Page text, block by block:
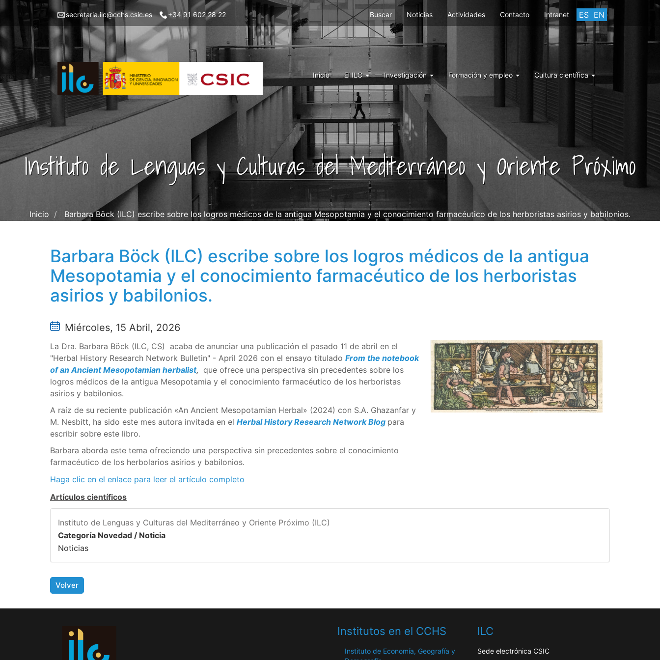
Pasar
contenido
principal
Menu
left
ILC
secretaria.ilc@cchs.csic.es +34 91 602 28 22 ES EN
Menu
top
right
ILC
Buscar Noticias Actividades Contacto Intranet
Inicio El ILC Investigación Formación y empleo Cultura científica
Instituto de Lenguas y Culturas del Mediterráneo y Oriente Próximo
Inicio Barbara Böck (ILC) escribe sobre los logros médicos de la antigua Mesopotamia y el conocimiento farmacéutico de los herboristas asirios y babilonios.
Barbara Böck (ILC) escribe sobre los logros médicos de la antigua
Mesopotamia y el conocimiento farmacéutico de los herboristas
asirios y babilonios.
Miércoles, 15 Abril, 2026
La Dra. Barbara Böck (ILC, CS) acaba de anunciar una publicación el pasado 11 de abril en el
"Herbal History Research Network Bulletin" - April 2026 con el ensayo titulado From the notebook
of an Ancient Mesopotamian herbalist, que ofrece una perspectiva sin precedentes sobre los
logros médicos de la antigua Mesopotamia y el conocimiento farmacéutico de los herboristas
asirios y babilonios.
A raíz de su reciente publicación «An Ancient Mesopotamian Herbal» (2024) con S.A. Ghazanfar y
M. Nesbitt, ha sido este mes autora invitada en el Herbal History Research Network Blog para
escribir sobre este libro.
Barbara aborda este tema ofreciendo una perspectiva sin precedentes sobre el conocimiento
farmacéutico de los herbolarios asirios y babilonios.
Haga clic en el enlace para leer el artículo completo
Artículos científicos
Instituto de Lenguas y Culturas del Mediterráneo y Oriente Próximo (ILC)
Categoría Novedad / Noticia
Noticias
Volver
Institutos en el CCHS
Instituto de Economía, Geografía y
ILC
Sede electrónica CSIC